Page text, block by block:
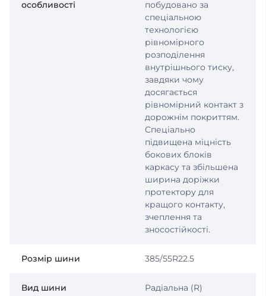
особливості
побудовано за
спеціальною
технологією
рівномірного
розподілення
внутрішнього тиску,
завдяки чому
досягається
рівномірний контакт з
дорожнім покриттям.
Спеціально
підвищена міцність
бокових блоків
каркасу та збільшена
ширина доріжки
протектору для
кращого контакту,
зчеплення та
зносостійкості.
Розмір шини 385/55R22.5
Вид шини Радіальна (R)